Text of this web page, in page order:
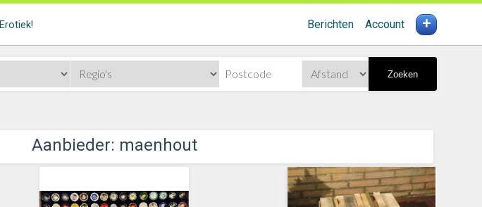
Erotiek! Berichten Account +
Zoeken
Aanbieder: maenhout